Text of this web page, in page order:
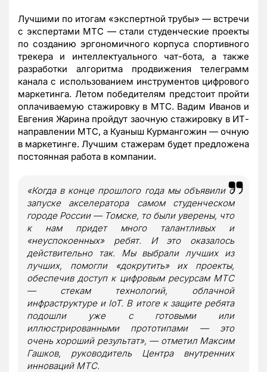
Лучшими по итогам «экспертной трубы» — встречи
с экспертами МТС — стали студенческие проекты
по созданию эргономичного корпуса спортивного
трекера и интеллектуального чат-бота, а также
разработки алгоритма продвижения телеграмм
канала с использованием инструментов цифрового
маркетинга. Летом победителям предстоит пройти
оплачиваемую стажировку в МТС. Вадим Иванов и
Евгения Жарина пройдут заочную стажировку в ИТ-
направлении МТС, а Куаныш Курмангожин — очную
в маркетинге. Лучшим стажерам будет предложена
постоянная работа в компании.
«Когда в конце прошлого года мы объявили о
запуске акселератора самом студенческом
городе России — Томске, то были уверены, что
к нам придет много талантливых и
«неуспокоенных» ребят. И это оказалось
действительно так. Мы выбрали лучших из
лучших, помогли «докрутить» их проекты,
обеспечив доступ к цифровым ресурсам МТС
— стекам технологий, облачной
инфраструктуре и IoT. В итоге к защите ребята
подошли уже с готовыми или
иллюстрированными прототипами — это
очень хороший результат», — отметил Максим
Гашков, руководитель Центра внутренних
инноваций МТС.